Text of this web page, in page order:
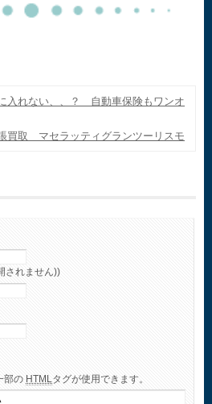
入れない、、？ 自動車保険もワンオ
買取 マセラッティグランツーリスモ
されません))
部の HTML タグが使用できます。